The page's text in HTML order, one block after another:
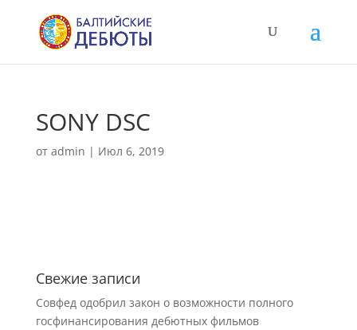
SONY DSC
от admin | Июл 6, 2019
Свежие записи
Совфед одобрил закон о возможности полного
госфинансирования дебютных фильмов